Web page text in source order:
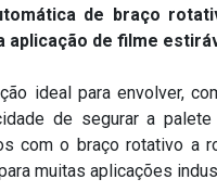
de braço
aplicação de filme
ideal para envolver,
de segurar a
com o braço rotativo a
muitas aplicações